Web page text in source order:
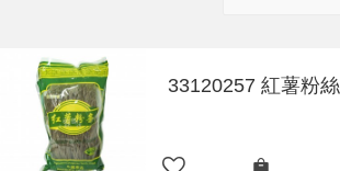
33120257 紅薯粉絲